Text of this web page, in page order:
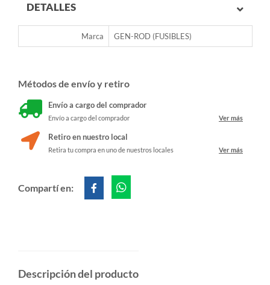
DETALLES
Marca GEN-ROD (FUSIBLES)
Métodos de envío y retiro
Envío a cargo del comprador
Envío a cargo del comprador Ver más
Retiro en nuestro local
Retira tu compra en uno de nuestros locales Ver más
Compartí en:
Descripción del producto